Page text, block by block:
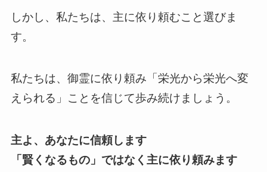
しかし、私たちは、主に依り頼むこと選びま
す。
私たちは、御霊に依り頼み「栄光から栄光へ変
えられる」ことを信じて歩み続けましょう。
主よ、あなたに信頼します
「賢くなるもの」ではなく主に依り頼みます